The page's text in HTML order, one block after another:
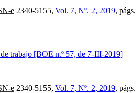
e 2340-5155, Vol. 7, Nº. 2, 2019, págs.
trabajo [BOE n.º 57, de 7-III-2019]
e 2340-5155, Vol. 7, Nº. 2, 2019, págs.